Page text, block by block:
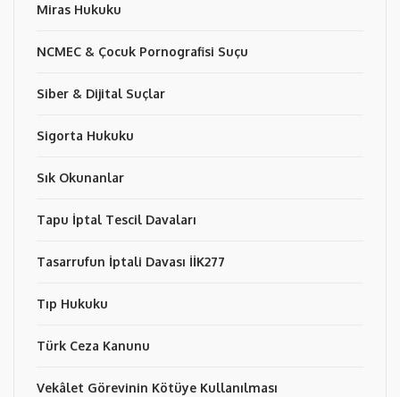
Miras Hukuku
NCMEC & Çocuk Pornografisi Suçu
Siber & Dijital Suçlar
Sigorta Hukuku
Sık Okunanlar
Tapu İptal Tescil Davaları
Tasarrufun İptali Davası İİK277
Tıp Hukuku
Türk Ceza Kanunu
Vekâlet Görevinin Kötüye Kullanılması